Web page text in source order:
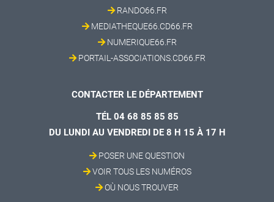
RANDO66.FR
MEDIATHEQUE66.CD66.FR
NUMERIQUE66.FR
PORTAIL-ASSOCIATIONS.CD66.FR
CONTACTER LE DÉPARTEMENT
TÉL 04 68 85 85 85
DU LUNDI AU VENDREDI DE 8 H 15 À 17 H
POSER UNE QUESTION
VOIR TOUS LES NUMÉROS
OÙ NOUS TROUVER